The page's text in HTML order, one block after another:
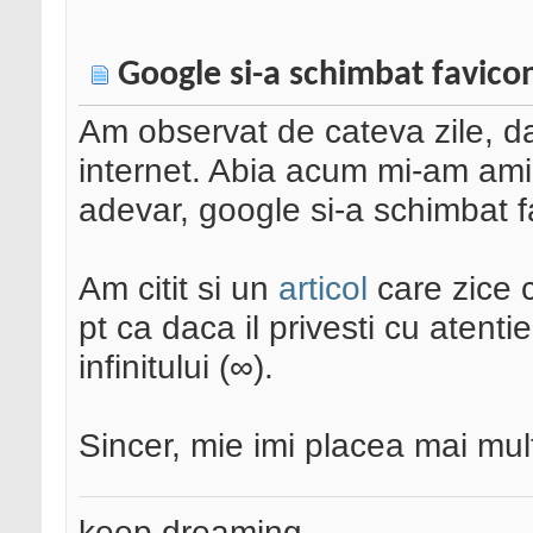
Google si-a schimbat
Am observat de cateva zile,
internet. Abia acum mi-am
adevar, google si-a schimbat
Am citit si un articol care zice
pt ca daca il privesti cu
infinitului (∞).
Sincer, mie imi placea mai